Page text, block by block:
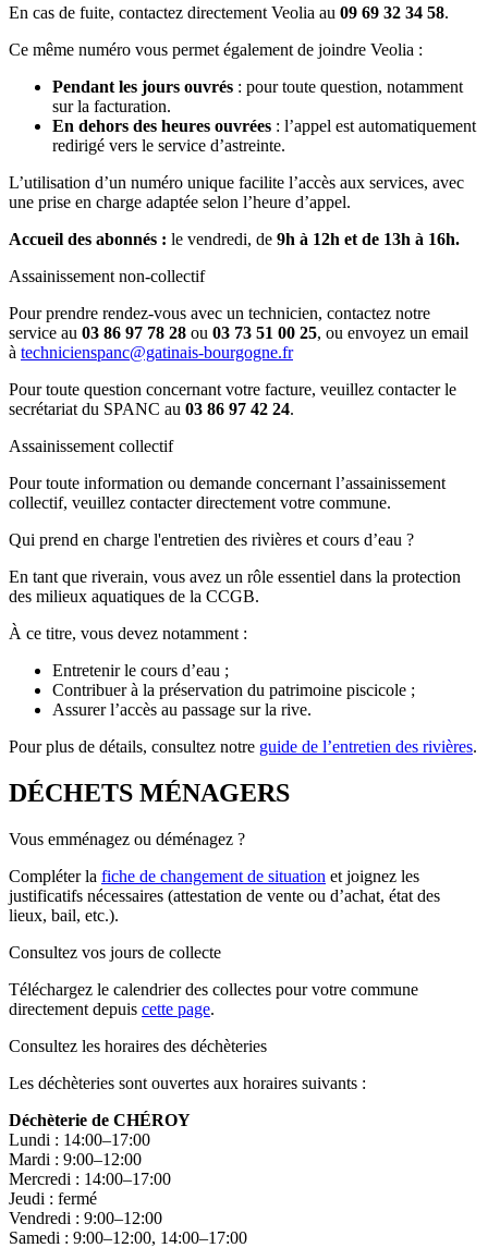
En cas de fuite, contactez directement Veolia au 09 69 32 34 58.
Ce même numéro vous permet également de joindre Veolia :
Pendant les jours ouvrés : pour toute question, notamment
sur la facturation.
En dehors des heures ouvrées : l’appel est automatiquement
redirigé vers le service d’astreinte.
L’utilisation d’un numéro unique facilite l’accès aux services, avec
une prise en charge adaptée selon l’heure d’appel.
Accueil des abonnés : le vendredi, de 9h à 12h et de 13h à 16h.
Assainissement non-collectif
Pour prendre rendez-vous avec un technicien, contactez notre
service au 03 86 97 78 28 ou 03 73 51 00 25, ou envoyez un email
à technicienspanc@gatinais-bourgogne.fr
Pour toute question concernant votre facture, veuillez contacter le
secrétariat du SPANC au 03 86 97 42 24.
Assainissement collectif
Pour toute information ou demande concernant l’assainissement
collectif, veuillez contacter directement votre commune.
Qui prend en charge l'entretien des rivières et cours d’eau ?
En tant que riverain, vous avez un rôle essentiel dans la protection
des milieux aquatiques de la CCGB.
À ce titre, vous devez notamment :
Entretenir le cours d’eau ;
Contribuer à la préservation du patrimoine piscicole ;
Assurer l’accès au passage sur la rive.
Pour plus de détails, consultez notre guide de l’entretien des rivières.
DÉCHETS MÉNAGERS
Vous emménagez ou déménagez ?
Compléter la fiche de changement de situation et joignez les
justificatifs nécessaires (attestation de vente ou d’achat, état des
lieux, bail, etc.).
Consultez vos jours de collecte
Téléchargez le calendrier des collectes pour votre commune
directement depuis cette page.
Consultez les horaires des déchèteries
Les déchèteries sont ouvertes aux horaires suivants :
Déchèterie de CHÉROY
Lundi : 14:00–17:00
Mardi : 9:00–12:00
Mercredi : 14:00–17:00
Jeudi : fermé
Vendredi : 9:00–12:00
Samedi : 9:00–12:00, 14:00–17:00